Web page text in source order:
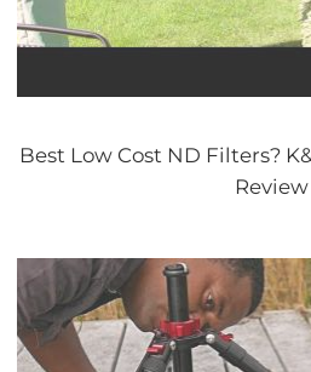
Best Low Cost ND Filters?
Review